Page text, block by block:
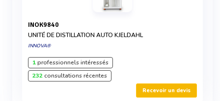
INOK9840
UNITÉ DE DISTILLATION AUTO KJELDAHL
INNOVA®
1professionnels intéressés
232consultations récentes
Recevoir un devis